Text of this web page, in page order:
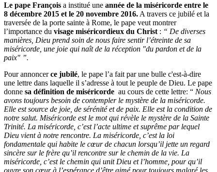
Le pape François a institué une année de la miséricorde entre le
8 décembre 2015 et le 20 novembre 2016. A travers ce jubilé et la
traversée de la porte sainte à Rome, le pape veut montrer
l’importance du visage miséricordieux du Christ : “ De diverses
manières, Dieu prend soin de nous faire sentir l’étreinte de sa
miséricorde, une joie qui naît de la réception "du pardon et de la
paix" ”.
Pour annoncerce jubilé, le pape l’a fait par une bulle c'est-à-dire
une lettre dans laquelle il s’adresse à tout le peuple de Dieu. Le pape
donne sa définition de miséricorde au cours de cette lettre: “ Nous
avons toujours besoin de contempler le mystère de la miséricorde.
Elle est source de joie, de sérénité et de paix. Elle est la condition de
notre salut. Miséricorde est le mot qui révèle le mystère de la Sainte
Trinité. La miséricorde, c’est l’acte ultime et suprême par lequel
Dieu vient à notre rencontre. La miséricorde, c’est la loi
fondamentale qui habite le cœur de chacun lorsqu’il jette un regard
sincère sur le frère qu’il rencontre sur le chemin de la vie. La
miséricorde, c’est le chemin qui unit Dieu et l’homme, pour qu’il
ouvre son cœur à l’espérance d’être aimé pour toujours malgré les